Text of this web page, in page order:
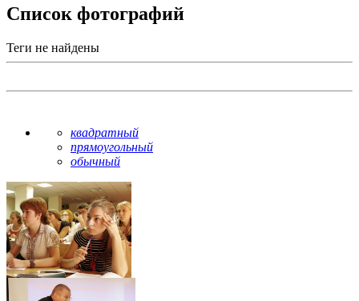
Список фотографий
Теги не найдены
квадратный
прямоугольный
обычный